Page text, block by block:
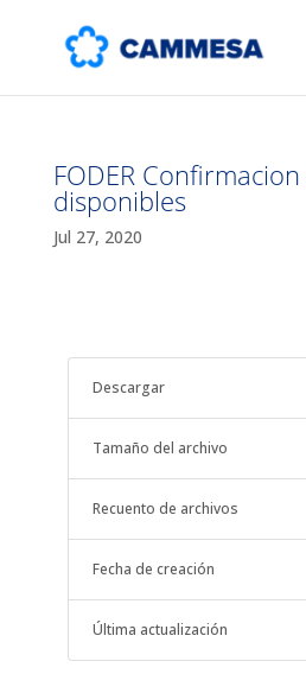
FODER
disponibles
Jul 27, 2020
Descargar
Tamaño del archivo
Recuento de archivos
Fecha de creación
Última actualización